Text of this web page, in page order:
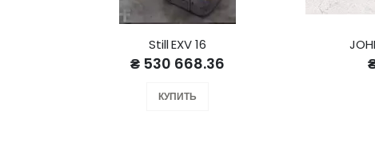
Still EXV 16
₴ 530 668.36
КУПИТЬ